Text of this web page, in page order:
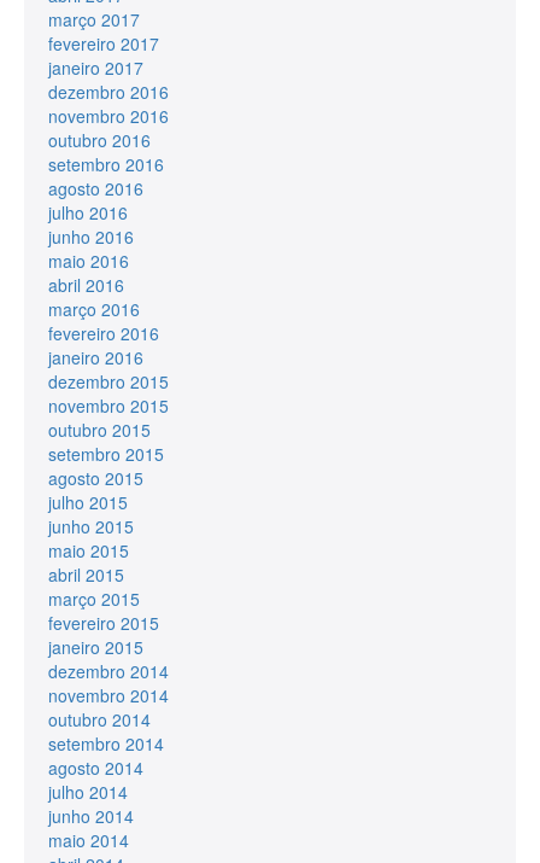
março 2017
fevereiro 2017
janeiro 2017
dezembro 2016
novembro 2016
outubro 2016
setembro 2016
agosto 2016
julho 2016
junho 2016
maio 2016
abril 2016
março 2016
fevereiro 2016
janeiro 2016
dezembro 2015
novembro 2015
outubro 2015
setembro 2015
agosto 2015
julho 2015
junho 2015
maio 2015
abril 2015
março 2015
fevereiro 2015
janeiro 2015
dezembro 2014
novembro 2014
outubro 2014
setembro 2014
agosto 2014
julho 2014
junho 2014
maio 2014